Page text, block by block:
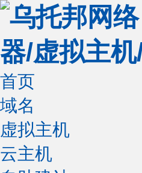
首页
域名
虚拟主机
云主机